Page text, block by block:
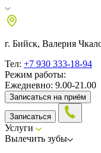
г. Бийск, Валерия
Тел: +7 930 333-18-94
Режим работы:
Ежедневно: 9.00-21.00
Записаться на приём
Записаться
Услуги
Вылечить зубы